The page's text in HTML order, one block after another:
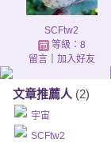
SCFtw2
等級：8
留言｜ 加入好友
文章推薦人 (2)
宇宙
SCFtw2